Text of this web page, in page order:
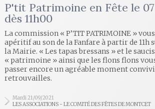
P'tit Patrimoine en Fête le
dès 11h00
La commission « P’TIT PATRIMOINE »
apéritif au son de la Fanfare à partir de 11h
la Mairie. « Les tapas bressans » et le
« patrimoine » ainsi que les flons flons
passer encore un agréable moment
retrouvailles.
Mardi 21/09/2021
LES ASSOCIATIONS - LE COMITÉ DES FÊTES DE MONTCET